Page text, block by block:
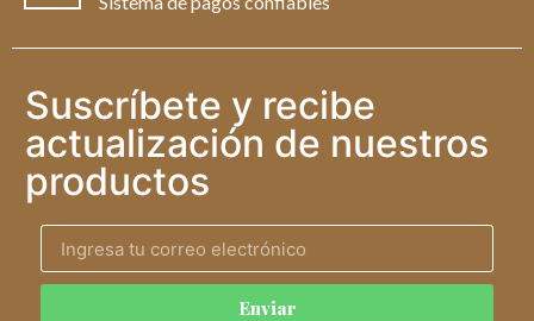
Suscríbete y recibe
actualización de nuestros
productos
Enviar